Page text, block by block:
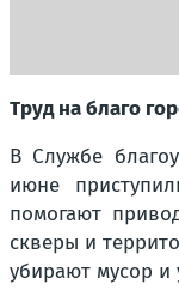
Труд на благо
В Службе
июне
помогают
скверы и
убирают мусор